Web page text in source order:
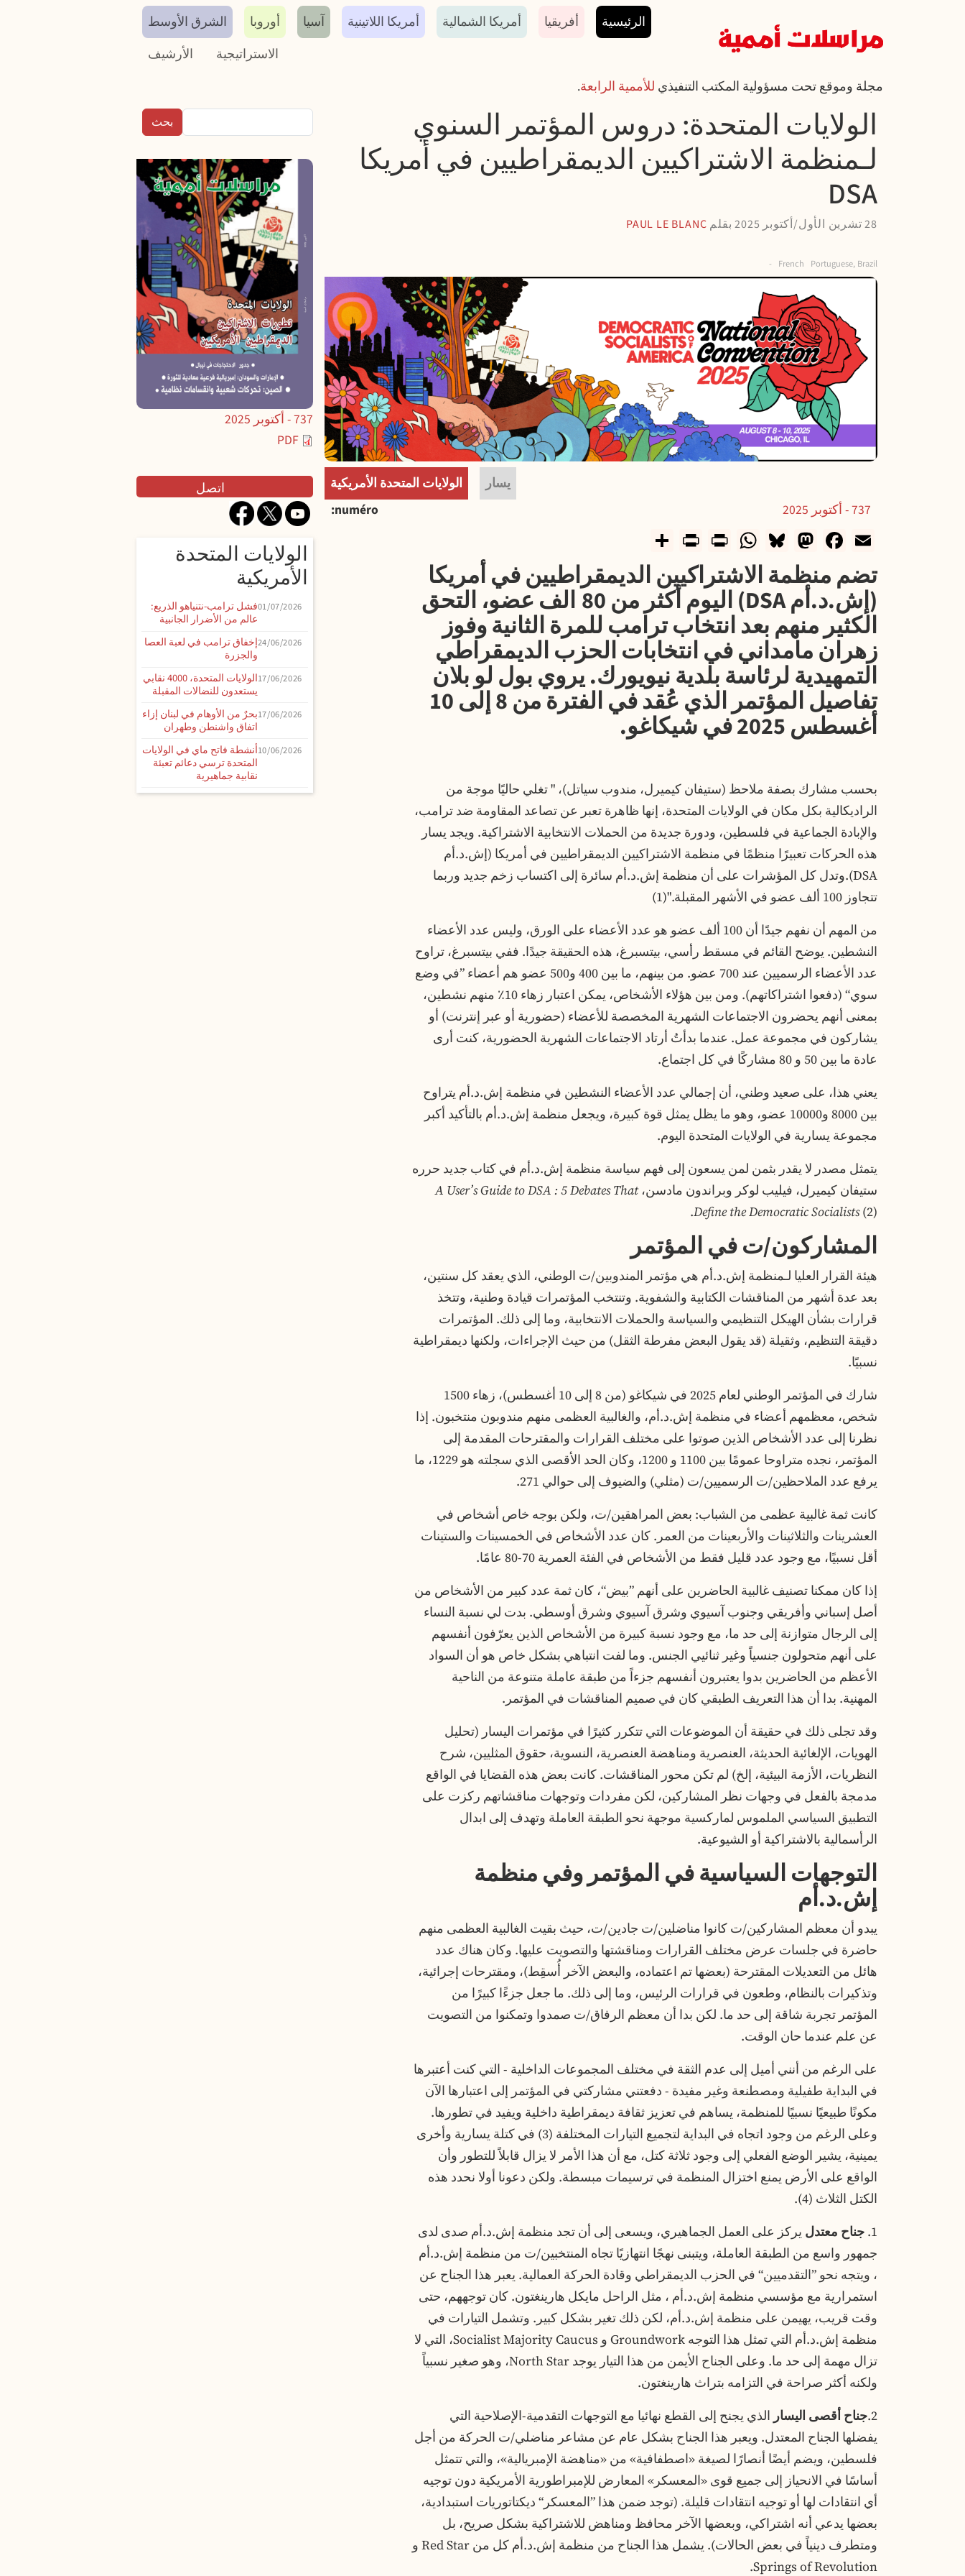
القائمة الرئيسيةالرئيسية أفريقيا أمريكا الشمالية أمريكا اللاتينية آسيا أوروبا
الشرق الأوسط
الاستراتيجية
الأرشيف
مجلة وموقع تحت مسؤولية المكتب التنفيذي للأممية الرابعة.
الولايات المتحدة: دروس المؤتمر السنوي
لـمنظمة الاشتراكيين الديمقراطيين في أمريكا
DSA
28 تشرين الأول/أكتوبر 2025 بقلم PAUL LE BLANC
French Portuguese, Brazil
الولايات المتحدة الأمريكية
يسار
numéro
737 - أكتوبر 2025
Email
Facebook
Mastodon
Bluesky
WhatsApp
Print
PrintFriendly
تضم منظمة الاشتراكيين الديمقراطيين في أمريكا
(إش.د.أم DSA) اليوم أكثر من 80 الف عضو، التحق
الكثير منهم بعد انتخاب ترامب للمرة الثانية وفوز
زهران مامداني في انتخابات الحزب الديمقراطي
التمهيدية لرئاسة بلدية نيويورك. يروي بول لو بلان
تفاصيل المؤتمر الذي عُقد في الفترة من 8 إلى 10
أغسطس 2025 في شيكاغو.
بحسب مشارك بصفة ملاحظ (ستيفان كيميرل، مندوب سياتل)، " تغلي حاليًا موجة من
الراديكالية بكل مكان في الولايات المتحدة، إنها ظاهرة تعبر عن تصاعد المقاومة ضد ترامب،
والإبادة الجماعية في فلسطين، ودورة جديدة من الحملات الانتخابية الاشتراكية. ويجد يسار
هذه الحركات تعبيرًا منظمًا في منظمة الاشتراكيين الديمقراطيين في أمريكا (إش.د.أم
DSA).وتدل كل المؤشرات على أن منظمة إش.د.أم سائرة إلى اكتساب زخم جديد وربما
تتجاوز 100 ألف عضو في الأشهر المقبلة."(1)
من المهم أن نفهم جيدًا أن 100 ألف عضو هو عدد الأعضاء على الورق، وليس عدد الأعضاء
النشطين. يوضح القائم في مسقط رأسي، بيتسبرغ، هذه الحقيقة جيدًا. ففي بيتسبرغ، تراوح
عدد الأعضاء الرسميين عند 700 عضو. من بينهم، ما بين 400 و500 عضو هم أعضاء ”في وضع
سوي“ (دفعوا اشتراكاتهم). ومن بين هؤلاء الأشخاص، يمكن اعتبار زهاء 10٪ منهم نشطين،
بمعنى أنهم يحضرون الاجتماعات الشهرية المخصصة للأعضاء (حضورية أو عبر إنترنت) أو
يشاركون في مجموعة عمل. عندما بدأتُ أرتاد الاجتماعات الشهرية الحضورية، كنت أرى
عادة ما بين 50 و 80 مشاركًا في كل اجتماع.
يعني هذا، على صعيد وطني، أن إجمالي عدد الأعضاء النشطين في منظمة إش.د.أم يتراوح
بين 8000 و10000 عضو، وهو ما يظل يمثل قوة كبيرة، ويجعل منظمة إش.د.أم بالتأكيد أكبر
مجموعة يسارية في الولايات المتحدة اليوم.
يتمثل مصدر لا يقدر بثمن لمن يسعون إلى فهم سياسة منظمة إش.د.أم في كتاب جديد حرره
ستيفان كيميرل، فيليب لوكر وبراندون مادسن،A User’s Guide to DSA : 5 Debates That
Define the Democratic Socialists(2).
المشاركون/ت في المؤتمر
هيئة القرار العليا لـمنظمة إش.د.أم هي مؤتمر المندوبين/ت الوطني، الذي يعقد كل سنتين،
بعد عدة أشهر من المناقشات الكتابية والشفوية. وتنتخب المؤتمرات قيادة وطنية، وتتخذ
قرارات بشأن الهيكل التنظيمي والسياسة والحملات الانتخابية، وما إلى ذلك. المؤتمرات
دقيقة التنظيم، وثقيلة (قد يقول البعض مفرطة الثقل) من حيث الإجراءات، ولكنها ديمقراطية
نسبيًا.
شارك في المؤتمر الوطني لعام 2025 في شيكاغو (من 8 إلى 10 أغسطس)، زهاء 1500
شخص، معظمهم أعضاء في منظمة إش.د.أم، والغالبية العظمى منهم مندوبون منتخبون. إذا
نظرنا إلى عدد الأشخاص الذين صوتوا على مختلف القرارات والمقترحات المقدمة إلى
المؤتمر، نجده متراوحا عمومًا بين 1100 و 1200، وكان الحد الأقصى الذي سجلته هو 1229، ما
يرفع عدد الملاحظين/ت الرسميين/ت (مثلي) والضيوف إلى حوالي 271.
كانت ثمة غالبية عظمى من الشباب: بعض المراهقين/ت، ولكن بوجه خاص أشخاص في
العشرينات والثلاثينات والأربعينات من العمر. كان عدد الأشخاص في الخمسينات والستينات
أقل نسبيًا، مع وجود عدد قليل فقط من الأشخاص في الفئة العمرية 70-80 عامًا.
إذا كان ممكنا تصنيف غالبية الحاضرين على أنهم ”بيض“، كان ثمة عدد كبير من الأشخاص من
أصل إسباني وأفريقي وجنوب آسيوي وشرق آسيوي وشرق أوسطي. بدت لي نسبة النساء
إلى الرجال متوازنة إلى حد ما، مع وجود نسبة كبيرة من الأشخاص الذين يعرّفون أنفسهم
على أنهم متحولون جنسياً وغير ثنائيي الجنس. وما لفت انتباهي بشكل خاص هو أن السواد
الأعظم من الحاضرين بدوا يعتبرون أنفسهم جزءاً من طبقة عاملة متنوعة من الناحية
المهنية. بدا أن هذا التعريف الطبقي كان في صميم المناقشات في المؤتمر.
وقد تجلى ذلك في حقيقة أن الموضوعات التي تتكرر كثيرًا في مؤتمرات اليسار (تحليل
الهويات، الإلغائية الحديثة، العنصرية ومناهضة العنصرية، النسوية، حقوق المثليين، شرح
النظريات، الأزمة البيئية، إلخ) لم تكن محور المناقشات. كانت بعض هذه القضايا في الواقع
مدمجة بالفعل في وجهات نظر المشاركين، لكن مفردات وتوجهات مناقشاتهم ركزت على
التطبيق السياسي الملموس لماركسية موجهة نحو الطبقة العاملة وتهدف إلى ابدال
الرأسمالية بالاشتراكية أو الشيوعية.
التوجهات السياسية في المؤتمر وفي منظمة
إش.د.أم
يبدو أن معظم المشاركين/ت كانوا مناضلين/ت جادين/ت، حيث بقيت الغالبية العظمى منهم
حاضرة في جلسات عرض مختلف القرارات ومناقشتها والتصويت عليها. وكان هناك عدد
هائل من التعديلات المقترحة (بعضها تم اعتماده، والبعض الآخر أُسقِط)، ومقترحات إجرائية،
وتذكيرات بالنظام، وطعون في قرارات الرئيس، وما إلى ذلك. ما جعل جزءًا كبيرًا من
المؤتمر تجربة شاقة إلى حد ما. لكن بدا أن معظم الرفاق/ت صمدوا وتمكنوا من التصويت
عن علم عندما حان الوقت.
على الرغم من أنني أميل إلى عدم الثقة في مختلف المجموعات الداخلية - التي كنت أعتبرها
في البداية طفيلية ومصطنعة وغير مفيدة - دفعتني مشاركتي في المؤتمر إلى اعتبارها الآن
مكونًا طبيعيًا نسبيًا للمنظمة، يساهم في تعزيز ثقافة ديمقراطية داخلية ويفيد في تطورها.
وعلى الرغم من وجود اتجاه في البداية لتجميع التيارات المختلفة (3) في كتلة يسارية وأخرى
يمينية، يشير الوضع الفعلي إلى وجود ثلاثة كتل، مع أن هذا الأمر لا يزال قابلاً للتطور وأن
الواقع على الأرض يمنع اختزال المنظمة في ترسيمات مبسطة. ولكن دعونا أولا نحدد هذه
الكتل الثلاث (4).
1. جناح معتدل يركز على العمل الجماهيري، ويسعى إلى أن تجد منظمة إش.د.أم صدى لدى
جمهور واسع من الطبقة العاملة، ويتبنى نهجًا انتهازيًا تجاه المنتخبين/ت من منظمة إش.د.أم
، ويتجه نحو ”التقدميين“ في الحزب الديمقراطي وقادة الحركة العمالية. يعبر هذا الجناح عن
استمرارية مع مؤسسي منظمة إش.د.أم ، مثل الراحل مايكل هارينغتون. كان توجههم، حتى
وقت قريب، يهيمن على منظمة إش.د.أم، لكن ذلك تغير بشكل كبير. وتشمل التيارات في
منظمة إش.د.أم التي تمثل هذا التوجه Groundwork و Socialist Majority Caucus، التي لا
تزال مهمة إلى حد ما. وعلى الجناح الأيمن من هذا التيار يوجد North Star، وهو صغير نسبياً
ولكنه أكثر صراحة في التزامه بتراث هارينغتون.
2. جناح أقصى اليسار الذي يجنح إلى القطع نهائيا مع التوجهات التقدمية-الإصلاحية التي
يفضلها الجناح المعتدل. ويعبر هذا الجناح بشكل عام عن مشاعر مناضلي/ت الحركة من أجل
فلسطين، ويضم أيضًا أنصارًا لصيغة «اصطفافية» من «مناهضة الإمبريالية»، والتي تتمثل
أساسًا في الانحياز إلى جميع قوى «المعسكر» المعارض للإمبراطورية الأمريكية دون توجيه
أي انتقادات لها أو توجيه انتقادات قليلة. (توجد ضمن هذا ”المعسكر“ ديكتاتوريات استبدادية،
بعضها يدعي أنه اشتراكي، وبعضها الآخر محافظ ومناهض للاشتراكية بشكل صريح، بل
ومتطرف دينياً في بعض الحالات). يشمل هذا الجناح من منظمة إش.د.أم كل من Red Star و
Springs of Revolution.
737 - أكتوبر 2025
PDF
اتصل
الولايات المتحدة
الأمريكية
01/07/2026فشل ترامب-نتنياهو الذريع:
عالم من الأضرار الجانبية
24/06/2026إخفاق ترامب في لعبة العصا
والجزرة
17/06/2026
الولايات المتحدة، 4000 نقابي
يستعدون للنضالات المقبلة
17/06/2026بحرٌ من الأوهام في لبنان إزاء
اتفاق واشنطن وطهران
10/06/2026أنشطة فاتح ماي في الولايات
المتحدة ترسي دعائم تعبئة
نقابية جماهيرية